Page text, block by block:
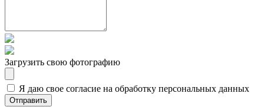
Загрузить свою фотографию
Я даю свое согласие на обработку персональных данных